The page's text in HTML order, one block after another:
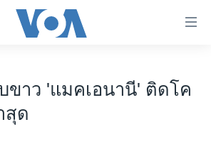
ขาว 'แมคเอนานี' ติดโค
สุด